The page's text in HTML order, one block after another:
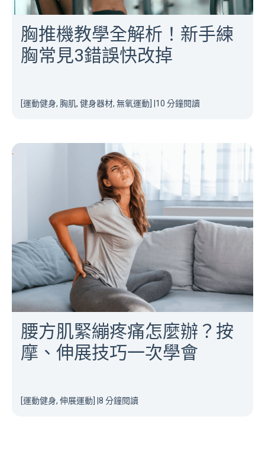
胸推機教學全解析！新手練
胸常見3錯誤快改掉
[運動健身, 胸肌, 健身器材, 無氧運動] 10 分鐘閱讀
腰方肌緊繃疼痛怎麼辦？按
摩、伸展技巧一次學會
[運動健身, 伸展運動] 8 分鐘閱讀